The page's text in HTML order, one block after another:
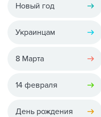
Новый год
Украинцам
8 Марта
14 февраля
День рождения